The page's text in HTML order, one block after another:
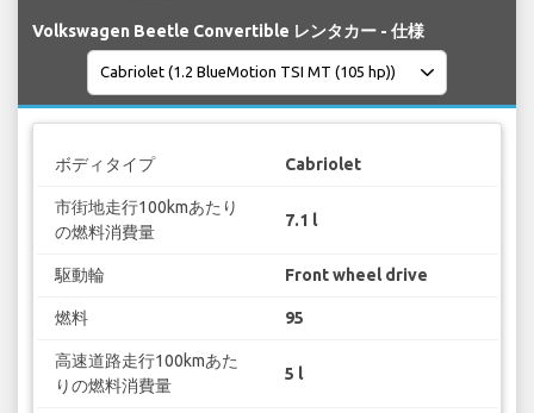
Volkswagen Beetle Convertible レンタカー - 仕様
ボディタイプ Cabriolet
市街地走行100kmあたり
の燃料消費量
7.1 l
駆動輪 Front wheel drive
燃料 95
高速道路走行100kmあた
りの燃料消費量
5 l